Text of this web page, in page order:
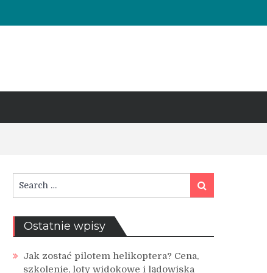
for:
Search
Ostatnie wpisy
Jak zostać pilotem helikoptera? Cena,
szkolenie, loty widokowe i lądowiska